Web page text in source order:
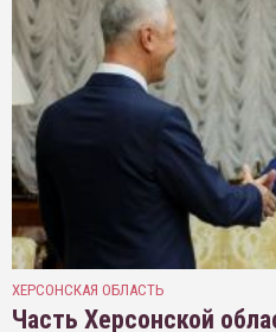
ХЕРСОНСКАЯ ОБЛАСТЬ
Часть Херсонской